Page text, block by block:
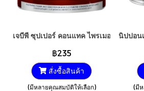
เจบีพี ซุปเปอร์ คอนแทค ไพรเมอร์ น้ำยา
฿235
สั่งซื้อสินค้า
(มีหลายคุณสมบัติให้เลือก)
นิปปอน
(มี